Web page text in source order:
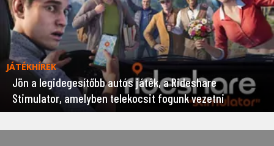
JÁTÉKHÍREK
Jön a legidegesítőbb autós játék, a Rideshare
Stimulator, amelyben telekocsit fogunk vezetni